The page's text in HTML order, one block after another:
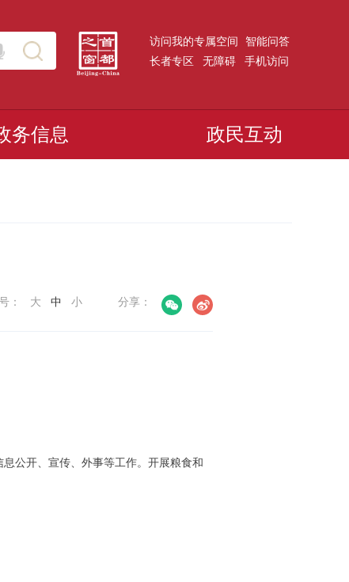
访问我的专属空间
智能问答
长者专区
无障碍 手机访问
务信息 政民互动
分享：
： 大 中 小
公开、宣传、外事等工作。开展粮食和